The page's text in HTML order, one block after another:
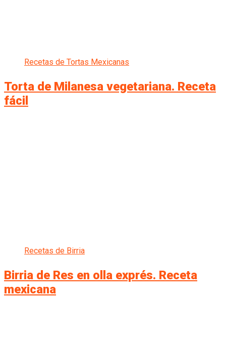
Recetas de Tortas Mexicanas
Torta de Milanesa vegetariana. Receta
fácil
Recetas de Birria
Birria de Res en olla exprés. Receta
mexicana